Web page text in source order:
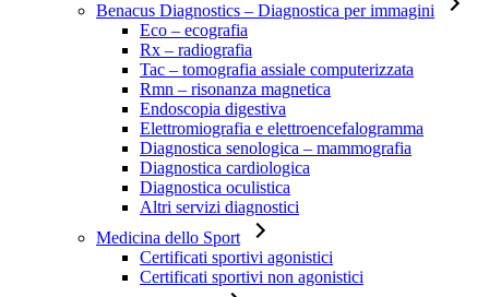
Benacus Diagnostics – Diagnostica per immagini
Eco – ecografia
Rx – radiografia
Tac – tomografia assiale computerizzata
Rmn – risonanza magnetica
Endoscopia digestiva
Elettromiografia e elettroencefalogramma
Diagnostica senologica – mammografia
Diagnostica cardiologica
Diagnostica oculistica
Altri servizi diagnostici
Medicina dello Sport
Certificati sportivi agonistici
Certificati sportivi non agonistici